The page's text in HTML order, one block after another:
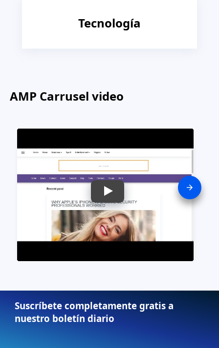
Tecnología
AMP Carrusel video
Suscríbete completamente gratis a
nuestro boletín diario